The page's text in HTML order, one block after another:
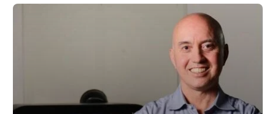
la possibilité de tracer plus facilement les pièces tout au long de
leur vie. La traçabilité des produits est essentielle en matière de
contrôle de la qualité, de conformité réglementaire et…